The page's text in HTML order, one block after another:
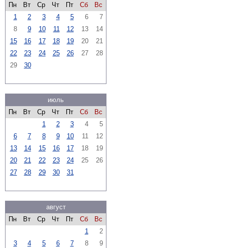
Пн Вт Ср Чт Пт Сб
Вс
1
2 3 4 5 6
7
8
9 10 11 12 13
14
15
16 17 18 19 20
21
22
23 24 25 26 27
28
29
30
июль
Пн
Вт Ср Чт Пт Сб
Вс
1
2 3 4
5
6
7 8 9 10 11
12
13
14 15 16 17 18
19
20
21 22 23 24 25
26
27
28 29 30 31
август
Пн
Вт Ср Чт Пт Сб
Вс
1
2
3
4 5 6 7 8
9